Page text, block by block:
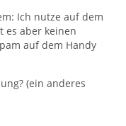
Ich nutze auf dem
es aber keinen
auf dem Handy
(ein anderes